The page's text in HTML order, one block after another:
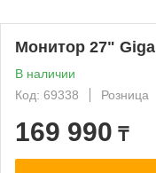
Монитор 27"
В наличии
Код: 69338
Розница
169 990 ₸